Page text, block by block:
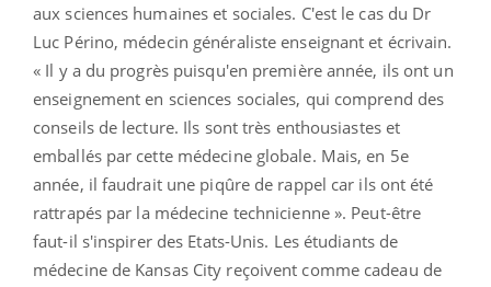
aux sciences humaines et sociales. C'est le cas du Dr
Luc Périno, médecin généraliste enseignant et écrivain.
« Il y a du progrès puisqu'en première année, ils ont un
enseignement en sciences sociales, qui comprend des
conseils de lecture. Ils sont très enthousiastes et
emballés par cette médecine globale. Mais, en 5e
année, il faudrait une piqûre de rappel car ils ont été
rattrapés par la médecine technicienne ». Peut-être
faut-il s'inspirer des Etats-Unis. Les étudiants de
médecine de Kansas City reçoivent comme cadeau de